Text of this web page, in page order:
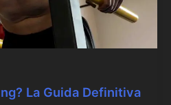
La Guida Definitiva